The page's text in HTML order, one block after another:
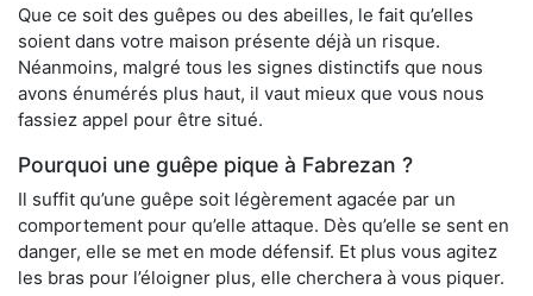
Que ce soit des guêpes ou des abeilles, le fait qu’elles
soient dans votre maison présente déjà un risque.
Néanmoins, malgré tous les signes distinctifs que nous
avons énumérés plus haut, il vaut mieux que vous nous
fassiez appel pour être situé.
Pourquoi une guêpe pique à Fabrezan ?
Il suffit qu’une guêpe soit légèrement agacée par un
comportement pour qu’elle attaque. Dès qu’elle se sent en
danger, elle se met en mode défensif. Et plus vous agitez
les bras pour l’éloigner plus, elle cherchera à vous piquer.